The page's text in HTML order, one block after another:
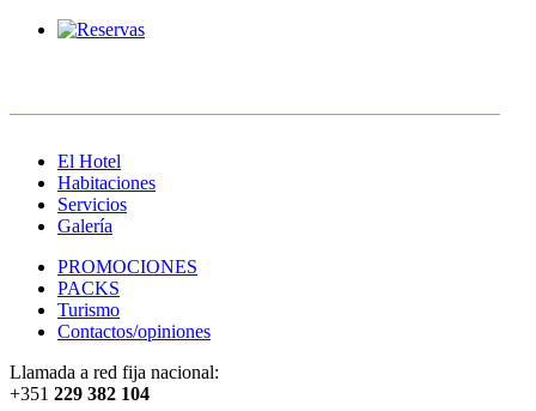
El Hotel
Habitaciones
Servicios
Galería
PROMOCIONES
PACKS
Turismo
Contactos/opiniones
Llamada a red fija nacional:
+351 229 382 104